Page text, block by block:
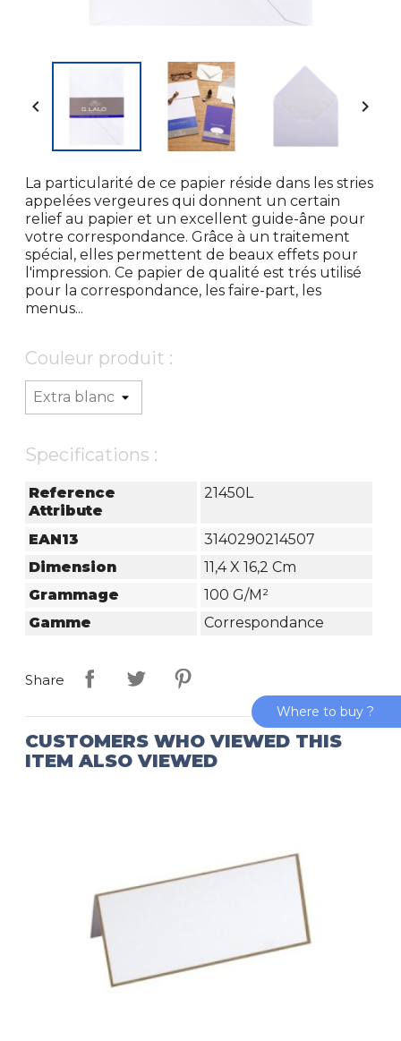
 
La particularité de ce papier réside dans les stries
appelées vergeures qui donnent un certain
relief au papier et un excellent guide-âne pour
votre correspondance. Grâce à un traitement
spécial, elles permettent de beaux effets pour
l'impression. Ce papier de qualité est trés utilisé
pour la correspondance, les faire-part, les
menus...
Couleur produit :
Specifications :
Reference
Attribute
21450L
EAN13
3140290214507
Dimension
11,4 X 16,2 Cm
Grammage
100 G/m²
Gamme
Correspondance
Share
CUSTOMERS WHO VIEWED THIS
ITEM ALSO VIEWED
Where to buy ?